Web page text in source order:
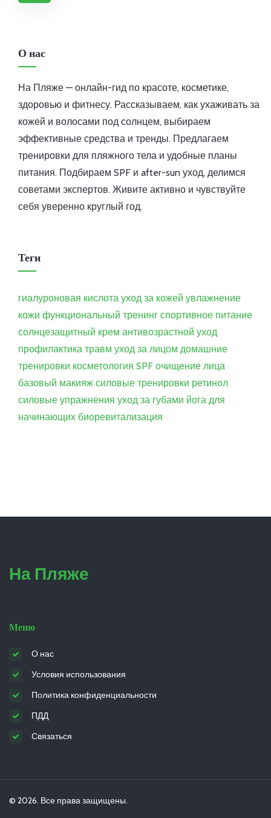
О нас
На Пляже — онлайн-гид по красоте, косметике,
здоровью и фитнесу. Рассказываем, как ухаживать за
кожей и волосами под солнцем, выбираем
эффективные средства и тренды. Предлагаем
тренировки для пляжного тела и удобные планы
питания. Подбираем SPF и after-sun уход, делимся
советами экспертов. Живите активно и чувствуйте
себя уверенно круглый год.
Теги
гиалуроновая кислота уход за кожей увлажнение
кожи функциональный тренинг спортивное питание
солнцезащитный крем антивозрастной уход
профилактика травм уход за лицом домашние
тренировки косметология SPF очищение лица
базовый макияж силовые тренировки ретинол
силовые упражнения уход за губами йога для
начинающих биоревитализация
На Пляже
Меню
О нас
Условия использования
Политика конфиденциальности
ПДД
Связаться
© 2026. Все права защищены.